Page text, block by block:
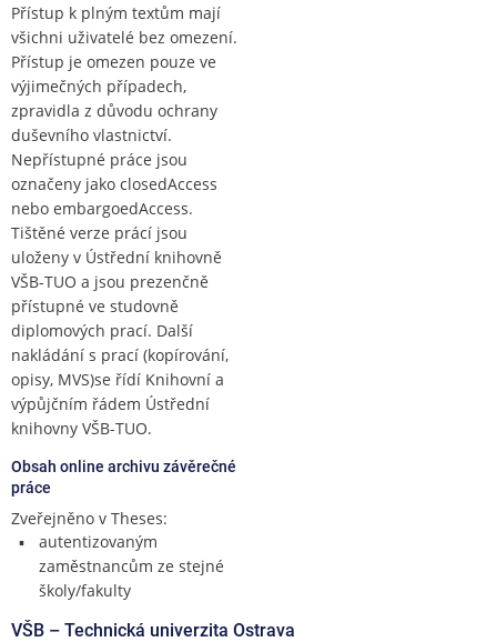
Přístup k plným textům mají
všichni uživatelé bez omezení.
Přístup je omezen pouze ve
výjimečných případech,
zpravidla z důvodu ochrany
duševního vlastnictví.
Nepřístupné práce jsou
označeny jako closedAccess
nebo embargoedAccess.
Tištěné verze prácí jsou
uloženy v Ústřední knihovně
VŠB-TUO a jsou prezenčně
přístupné ve studovně
diplomových prací. Další
nakládání s prací (kopírování,
opisy, MVS)se řídí Knihovní a
výpůjčním řádem Ústřední
knihovny VŠB-TUO.
Obsah online archivu závěrečné
práce
Zveřejněno v Theses:
autentizovaným
zaměstnancům ze stejné
školy/fakulty
VŠB – Technická univerzita Ostrava